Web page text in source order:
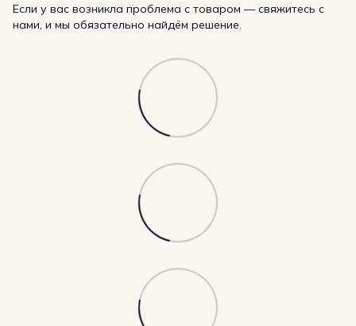
Если у вас возникла проблема с товаром — свяжитесь с
нами, и мы обязательно найдём решение.